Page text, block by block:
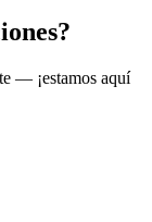
— ¡estamos aquí